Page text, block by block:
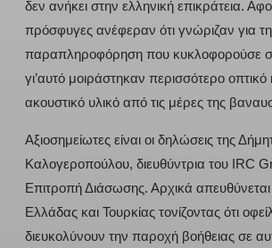
δεν ανήκει στην ελληνική επικράτεια.
πρόσφυγες ανέφεραν ότι γνώριζαν για
παραπληροφόρηση που κυκλοφορούσε
γι’αυτό μοιράστηκαν περισσότερο οπτικό
ακουστικό υλικό από τις μέρες της
Αξιοσημείωτες είναι οι δηλώσεις της
Καλογεροπούλου, διευθύντρια του IRC
Επιτροπή Διάσωσης. Αρχικά απευθύνεται
Ελλάδας και Τουρκίας τονίζοντας ότι
διευκολύνουν την παροχή βοήθειας σε